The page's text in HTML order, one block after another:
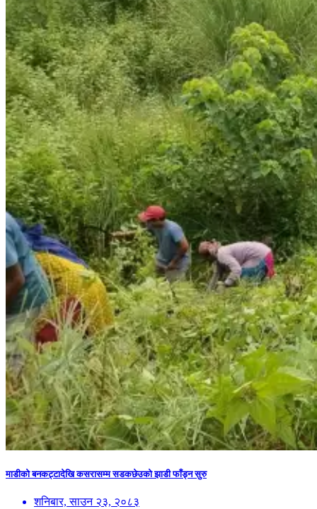
माडीको बनकट्टादेखि कसरासम्म सडकछेउको झाडी फाँड्न सुरु
शनिबार, साउन २३, २०८३